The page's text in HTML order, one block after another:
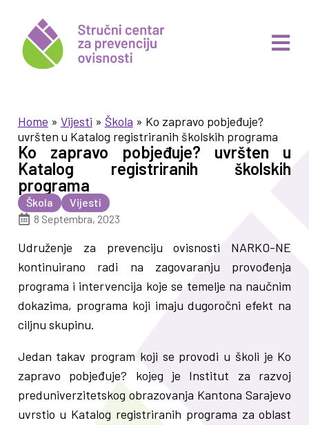
Home » Vijesti » Škola » Ko zapravo pobjeđuje?
uvršten u Katalog registriranih školskih programa
Ko zapravo pobjeđuje? uvršten u
Katalog registriranih školskih
programa
Škola
Vijesti
8 Septembra, 2023
Udruženje za prevenciju ovisnosti NARKO-NE
kontinuirano radi na zagovaranju provođenja
programa i intervencija koje se temelje na naučnim
dokazima, programa koji imaju dugoročni efekt na
ciljnu skupinu.
Jedan takav program koji se provodi u školi je Ko
zapravo pobjeđuje? kojeg je Institut za razvoj
preduniverzitetskog obrazovanja Kantona Sarajevo
uvrstio u Katalog registriranih programa za oblast